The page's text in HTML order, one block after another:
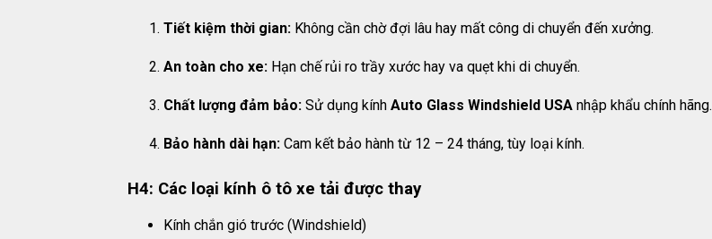
Tiết kiệm thời gian: Không cần chờ đợi lâu hay mất công di chuyển đến xưởng.
An toàn cho xe: Hạn chế rủi ro trầy xước hay va quẹt khi di chuyển.
Chất lượng đảm bảo: Sử dụng kính Auto Glass Windshield USA nhập khẩu chính hãng.
Bảo hành dài hạn: Cam kết bảo hành từ 12 – 24 tháng, tùy loại kính.
H4: Các loại kính ô tô xe tải được thay
Kính chắn gió trước (Windshield)